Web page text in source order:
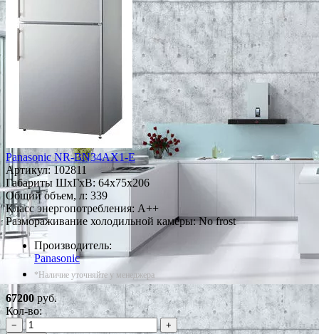
Panasonic NR-BN34AX1-E
Артикул:102811
Габариты ШxГxВ: 64x75x206
Общий объем, л: 339
Класс энергопотребления: A++
Размораживание холодильной камеры: No frost
Производитель:
Panasonic
*Наличие уточняйте у менеджера
67200 руб.
Кол-во:
−
+